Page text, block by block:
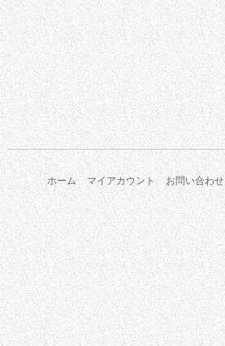
ホーム マイアカウント お問い合わせ